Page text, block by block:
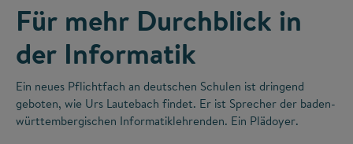
Für mehr Durchblick in
der Informatik
Ein neues Pflichtfach an deutschen Schulen ist dringend
geboten, wie Urs Lautebach findet. Er ist Sprecher der baden-
württembergischen Informatiklehrenden. Ein Plädoyer.